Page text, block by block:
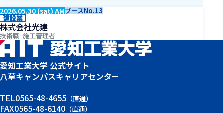
2026.05.30 (sat) AMブースNo.13
建設業
株式会社光建
技術職−施工管理者
愛知工業大学 公式サイト
八草キャンパスキャリアセンター
TEL0565-48-4655 （直通）
FAX0565-48-6140 （直通）